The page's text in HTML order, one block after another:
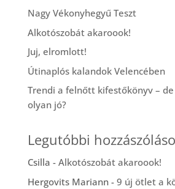
Nagy Vékonyhegyű Teszt
Alkotószobát akaroook!
Juj, elromlott!
Útinaplós kalandok Velencében
Trendi a felnőtt kifestőkönyv –
olyan jó?
Legutóbbi
Csilla - Alkotószobát akaroook!
Hergovits Mariann- 9 új ötlet a